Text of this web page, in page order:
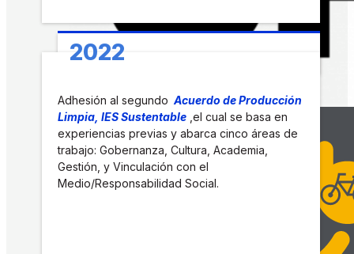
2022
Adhesión al segundo Acuerdo de Producción
Limpia, IES Sustentable ,el cual se basa en
experiencias previas y abarca cinco áreas de
trabajo: Gobernanza, Cultura, Academia,
Gestión, y Vinculación con el
Medio/Responsabilidad Social.